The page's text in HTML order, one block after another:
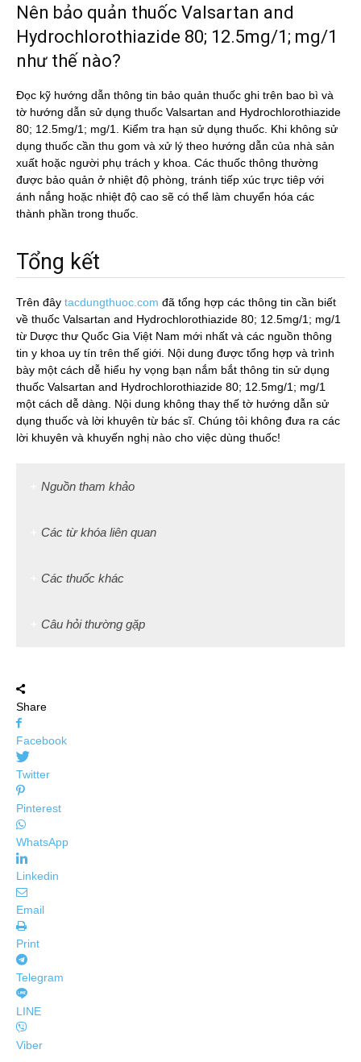
Nên bảo quản thuốc Valsartan and
Hydrochlorothiazide 80; 12.5mg/1; mg/1
như thế nào?
Đọc kỹ hướng dẫn thông tin bảo quản thuốc ghi trên bao bì và
tờ hướng dẫn sử dụng thuốc Valsartan and Hydrochlorothiazide
80; 12.5mg/1; mg/1. Kiểm tra hạn sử dụng thuốc. Khi không sử
dụng thuốc cần thu gom và xử lý theo hướng dẫn của nhà sản
xuất hoặc người phụ trách y khoa. Các thuốc thông thường
được bảo quản ở nhiệt độ phòng, tránh tiếp xúc trực tiêp với
ánh nắng hoặc nhiệt độ cao sẽ có thể làm chuyển hóa các
thành phần trong thuốc.
Tổng kết
Trên đây tacdungthuoc.com đã tổng hợp các thông tin cần biết
về thuốc Valsartan and Hydrochlorothiazide 80; 12.5mg/1; mg/1
từ Dược thư Quốc Gia Việt Nam mới nhất và các nguồn thông
tin y khoa uy tín trên thế giới. Nội dung được tổng hợp và trình
bày một cách dễ hiểu hy vọng bạn nắm bắt thông tin sử dụng
thuốc Valsartan and Hydrochlorothiazide 80; 12.5mg/1; mg/1
một cách dễ dàng. Nội dung không thay thế tờ hướng dẫn sử
dụng thuốc và lời khuyên từ bác sĩ. Chúng tôi không đưa ra các
lời khuyên và khuyến nghị nào cho việc dùng thuốc!
Nguồn tham khảo
Các từ khóa liên quan
Các thuốc khác
Câu hỏi thường gặp
Share
Facebook
Twitter
Pinterest
WhatsApp
Linkedin
Email
Print
Telegram
LINE
Viber